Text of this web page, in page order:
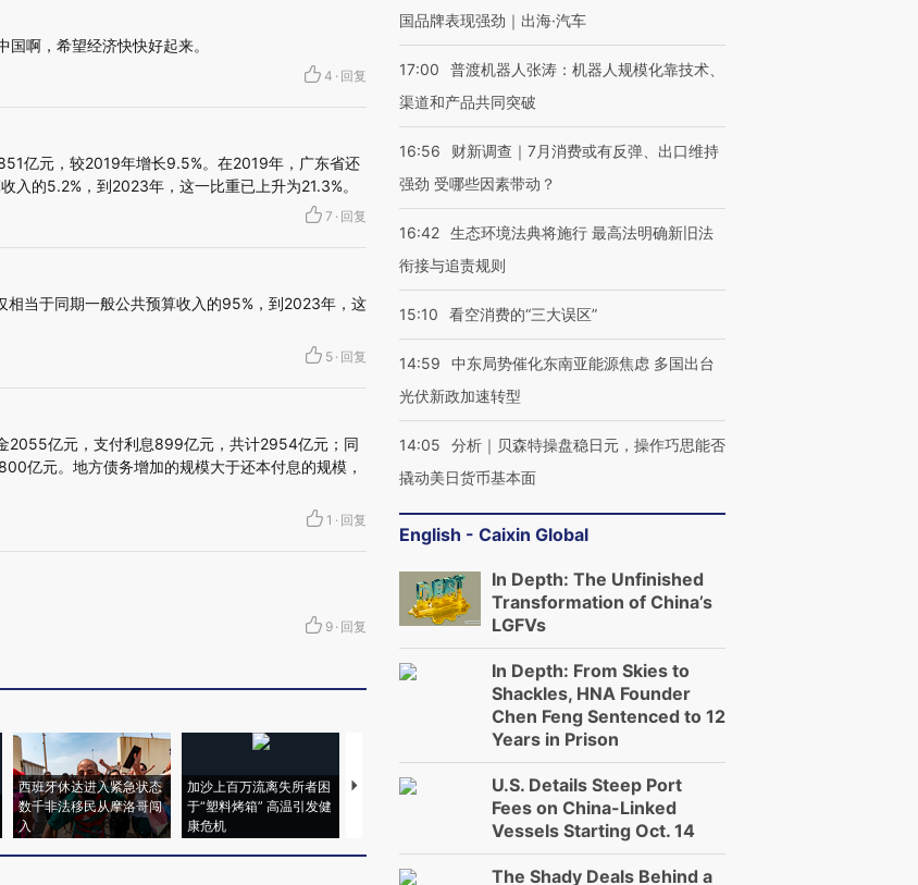
啊，希望经济快快好起来。
4 · 回复
亿元，较2019年增长9.5%。在2019年，广东省还
入的5.2%，到2023年，这一比重已上升为21.3%。
7 · 回复
当于同期一般公共预算收入的95%，到2023年，这
5 · 回复
2055亿元，支付利息899亿元，共计2954亿元；同
亿元。地方债务增加的规模大于还本付息的规模，
1 · 回复
9 · 回复
西班牙休达进入紧急状态
数千非法移民从摩洛哥闯
入
加沙上百万流离失所者困
于“塑料烤箱” 高温引发健
康危机
视线｜HYROX的吸金
马航飞行员跨国走私7万
粒摇头丸 尿检体内含3种
毒品
国品牌表现强劲｜出海·汽车
17:00
普渡机器人张涛：机器人规模化靠技术、
渠道和产品共同突破
16:56
财新调查｜7月消费或有反弹、出口维持
强劲 受哪些因素带动？
16:42 生态环境法典将施行 最高法明确新旧法
衔接与追责规则
15:10 看空消费的“三大误区”
14:59
中东局势催化东南亚能源焦虑 多国出台
光伏新政加速转型
14:05
分析｜贝森特操盘稳日元，操作巧思能否
撬动美日货币基本面
English - Caixin Global
In Depth: The Unfinished
Transformation of China’s
LGFVs
In Depth: From Skies to
Shackles, HNA Founder
Chen Feng Sentenced to 12
Years in Prison
U.S. Details Steep Port
Fees on China-Linked
Vessels Starting Oct. 14
The Shady Deals Behind a